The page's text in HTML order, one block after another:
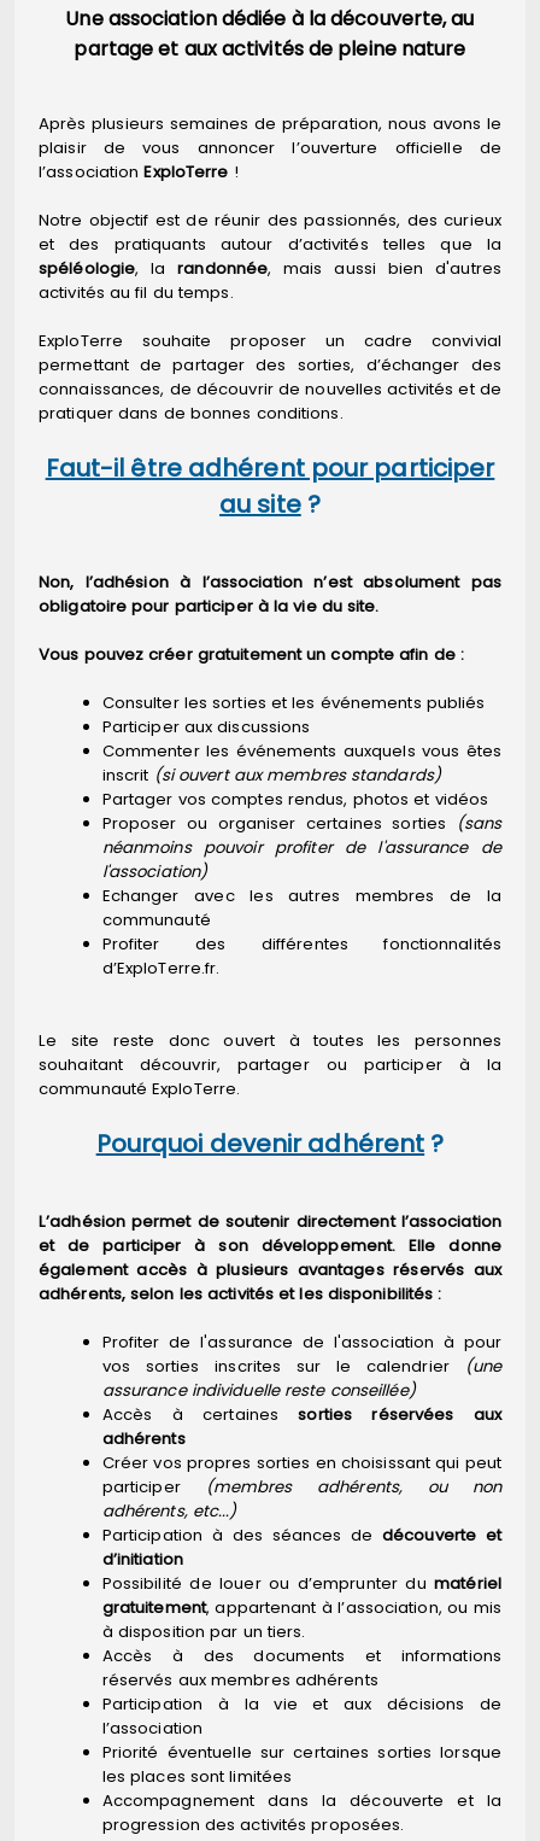
Une association dédiée à la découverte, au
partage et aux activités de pleine nature
Après plusieurs semaines de préparation, nous avons le
plaisir de vous annoncer l’ouverture officielle de
l’associationExploTerre !
Notre objectif est de réunir des passionnés, des curieux
et des pratiquants autour d’activités telles que la
spéléologie, larandonnée, mais aussi bien d'autres
activités au fil du temps.
ExploTerre souhaite proposer un cadre convivial
permettant de partager des sorties, d’échanger des
connaissances, de découvrir de nouvelles activités et de
pratiquer dans de bonnes conditions.
Faut-il être adhérent pour participer
au site?
Non, l’adhésion à l’association n’est absolument pas
obligatoire pour participer à la vie du site.
Vous pouvez créer gratuitement un compte afin de :
Consulter les sorties et les événements publiés
Participer aux discussions
Commenter les événements auxquels vous êtes
inscrit (si ouvert aux membres standards)
Partager vos comptes rendus, photos et vidéos
Proposer ou organiser certaines sorties
(sans
néanmoins pouvoir profiter de l'assurance de
l'association)
Echanger avec les autres membres de la
communauté
Profiter des différentes fonctionnalités
d’ExploTerre.fr.
Le site reste donc ouvert à toutes les personnes
souhaitant découvrir, partager ou participer à la
communauté ExploTerre.
Pourquoi devenir adhérent ?
L’adhésion permet de soutenir directement l’association
et de participer à son développement. Elle donne
également accès à plusieurs avantages réservés aux
adhérents, selon les activités et les disponibilités :
Profiter de l'assurance de l'association à pour
vos sorties inscrites sur le calendrier
(une
assurance individuelle reste conseillée)
Accès à certainessorties réservées aux
adhérents
Créer vos propres sorties en choisissant qui peut
participer
(membres adhérents, ou non
adhérents, etc...)
Participation à des séances dedécouverte et
d’initiation
Possibilité de louer ou d’emprunter dumatériel
gratuitement, appartenant à l’association, ou mis
à disposition par un tiers.
Accès à des documents et informations
réservés aux membres adhérents
Participation à la vie et aux décisions de
l’association
Priorité éventuelle sur certaines sorties lorsque
les places sont limitées
Accompagnement dans la découverte et la
progression des activités proposées.